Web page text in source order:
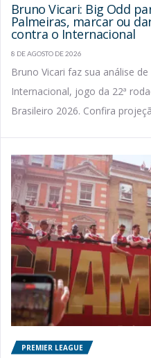
Bruno Vicari: Big Odd
Palmeiras, marcar ou
contra o Internacional
8 DE AGOSTO DE 2026
Bruno Vicari faz sua análise
Internacional, jogo da 22ª
Brasileiro 2026. Confira
PREMIER LEAGUE